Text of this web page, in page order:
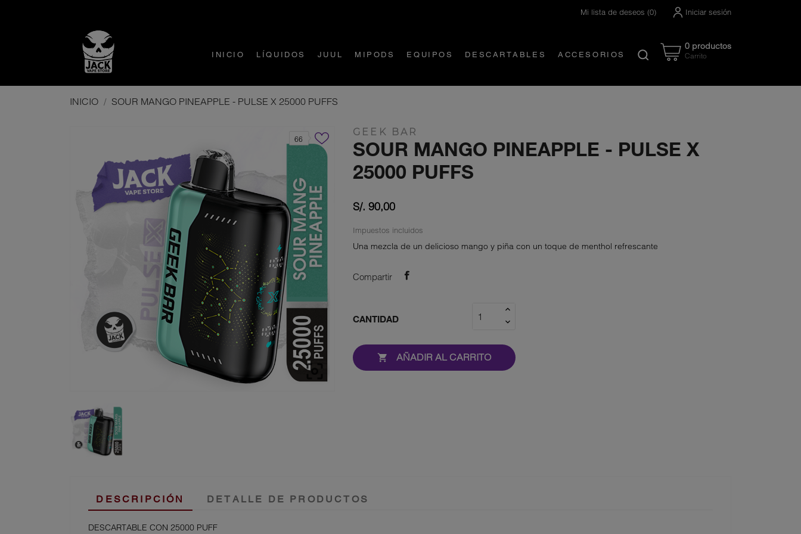
Mi lista de deseos (0) Iniciar sesión
INICIO LÍQUIDOS JUUL MIPODS EQUIPOS DESCARTABLES ACCESORIOS
0 productos
Carrito
INICIO SOUR MANGO PINEAPPLE - PULSE X 25000 PUFFS

66
GEEK BAR
SOUR MANGO PINEAPPLE - PULSE X
25000 PUFFS
S/. 90,00
Impuestos incluidos
Una mezcla de un delicioso mango y piña con un toque de menthol refrescante
Compartir
CANTIDAD
 AÑADIR AL CARRITO
DESCRIPCIÓN DETALLE DE PRODUCTOS
DESCARTABLE CON 25000 PUFF